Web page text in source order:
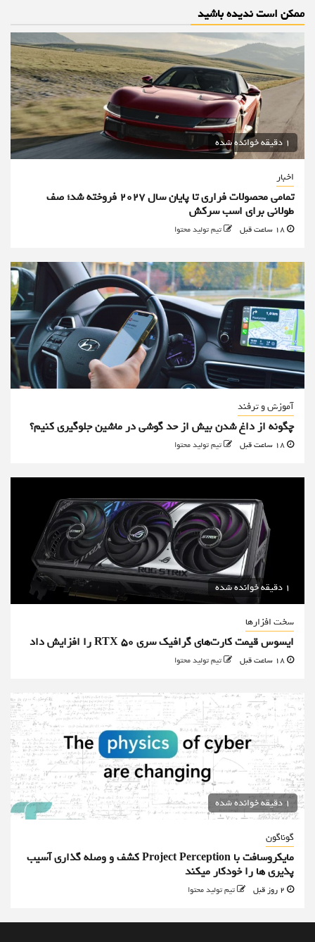
ممکن است ندیده باشید
1 دقیقه خوانده شده
اخبار
تمامی محصولات فراری تا پایان سال ۲۰۲۷ فروخته شد؛ صف
طولانی برای اسب سرکش
تیم تولید محتوا
آموزش و ترفند
چگونه از داغ شدن بیش از حد گوشی در ماشین جلوگیری کنیم؟
تیم تولید محتوا
1 دقیقه خوانده شده
سخت افزارها
ایسوس قیمت کارت‌های گرافیک سری RTX 50 را افزایش داد
تیم تولید محتوا
1 دقیقه خوانده شده
گوناگون
مایکروسافت با Project Perception کشف و وصله گذاری آسیب
پذیری ها را خودکار میکند
تیم تولید محتوا